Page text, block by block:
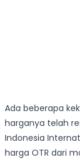
Ada beberapa
harganya telah
Indonesia
harga OTR dari